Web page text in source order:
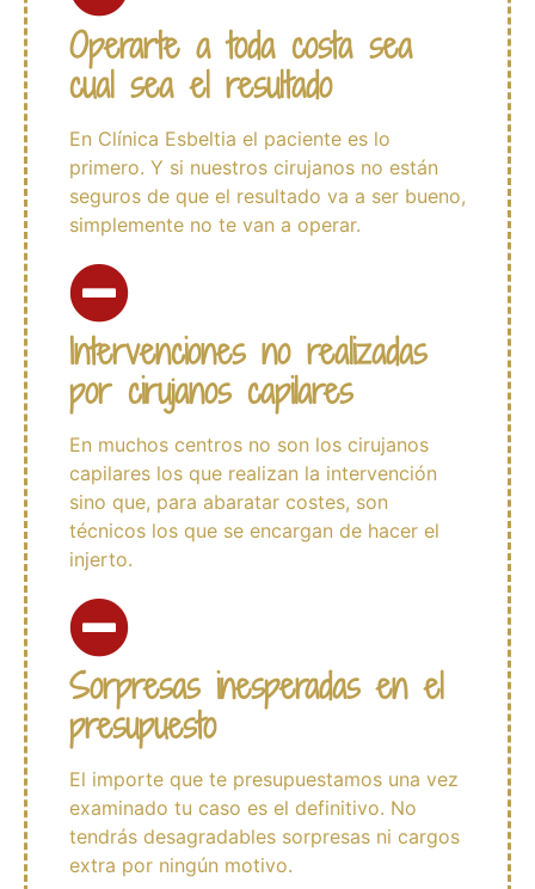
Operarte a toda costa sea
cual sea el resultado
En Clínica Esbeltia el paciente es lo
primero. Y si nuestros cirujanos no están
seguros de que el resultado va a ser bueno,
simplemente no te van a operar.
Intervenciones no realizadas
por cirujanos capilares
En muchos centros no son los cirujanos
capilares los que realizan la intervención
sino que, para abaratar costes, son
técnicos los que se encargan de hacer el
injerto.
Sorpresas inesperadas en el
presupuesto
El importe que te presupuestamos una vez
examinado tu caso es el definitivo. No
tendrás desagradables sorpresas ni cargos
extra por ningún motivo.